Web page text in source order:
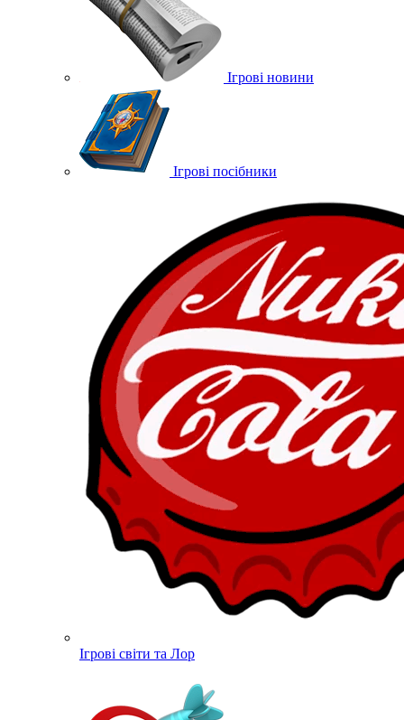
Ігрові новини
Ігрові посібники
Ігрові світи та Лор